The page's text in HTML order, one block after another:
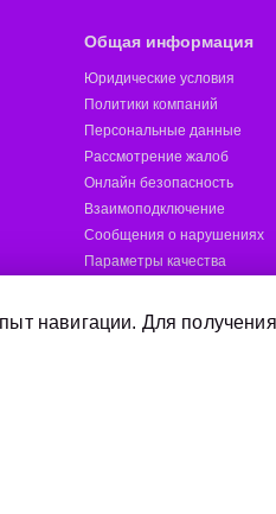
Общая информация
Юридические условия
Политики компаний
Персональные данные
Рассмотрение жалоб
Онлайн безопасность
Взаимоподключение
Сообщения о нарушениях
Параметры качества
навигации. Для